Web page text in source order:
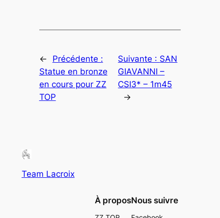
←
Précédente :
Statue en bronze
en cours pour ZZ
TOP
Suivante : SAN
GIAVANNI –
CSI3* – 1m45
→
Team Lacroix
À proposNous suivre